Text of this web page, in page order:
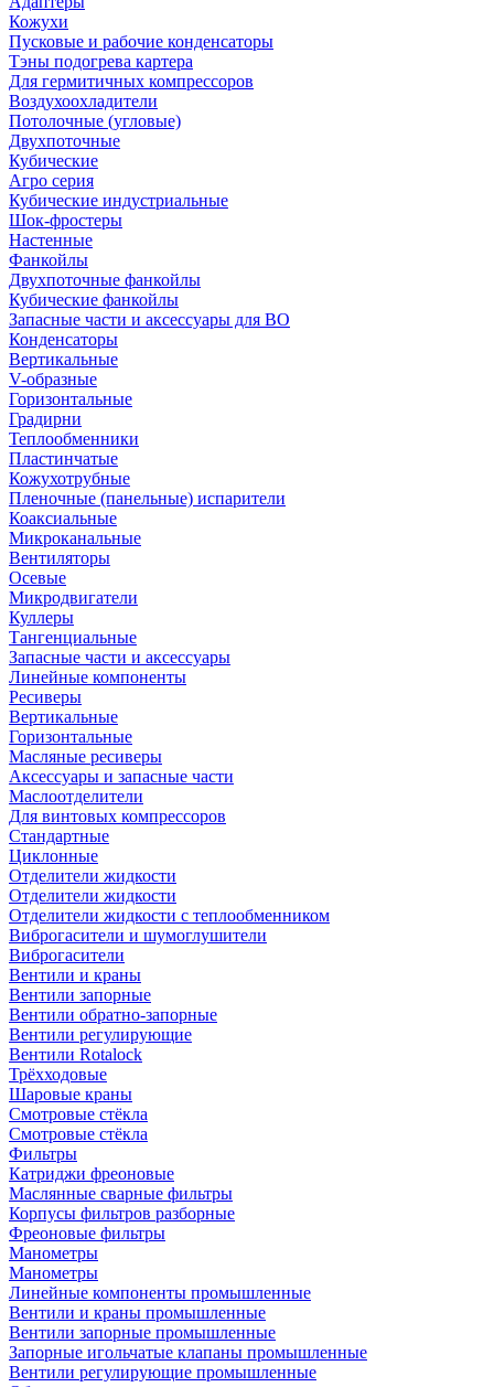
Кожухи
Пусковые и рабочие конденсаторы
Тэны подогрева картера
Для гермитичных компрессоров
Воздухоохладители
Потолочные (угловые)
Двухпоточные
Кубические
Агро серия
Кубические индустриальные
Шок-фростеры
Настенные
Фанкойлы
Двухпоточные фанкойлы
Кубические фанкойлы
Запасные части и аксессуары для ВО
Конденсаторы
Вертикальные
V-образные
Горизонтальные
Градирни
Теплообменники
Пластинчатые
Кожухотрубные
Пленочные (панельные) испарители
Коаксиальные
Микроканальные
Вентиляторы
Осевые
Микродвигатели
Куллеры
Тангенциальные
Запасные части и аксессуары
Линейные компоненты
Ресиверы
Вертикальные
Горизонтальные
Масляные ресиверы
Аксессуары и запасные части
Маслоотделители
Для винтовых компрессоров
Стандартные
Циклонные
Отделители жидкости
Отделители жидкости
Отделители жидкости с теплообменником
Виброгасители и шумоглушители
Виброгасители
Вентили и краны
Вентили запорные
Вентили обратно-запорные
Вентили регулирующие
Вентили Rotalock
Трёхходовые
Шаровые краны
Смотровые стёкла
Смотровые стёкла
Фильтры
Катриджи фреоновые
Маслянные сварные фильтры
Корпусы фильтров разборные
Фреоновые фильтры
Манометры
Манометры
Линейные компоненты промышленные
Вентили и краны промышленные
Вентили запорные промышленные
Запорные игольчатые клапаны промышленные
Вентили регулирующие промышленные